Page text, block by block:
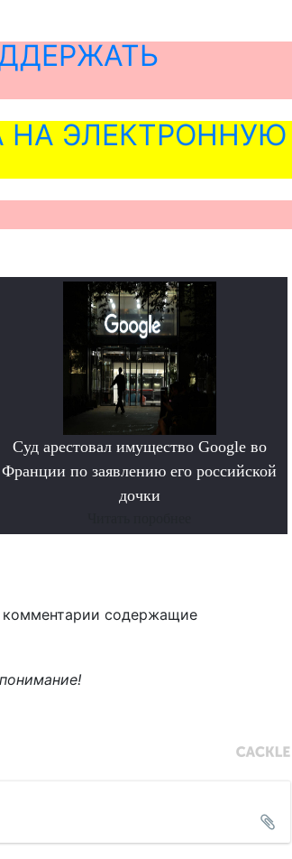
НА ЭЛЕКТРОННУЮ
Суд арестовал имущество Google во
Франции по заявлению его российской
дочки
содержащие